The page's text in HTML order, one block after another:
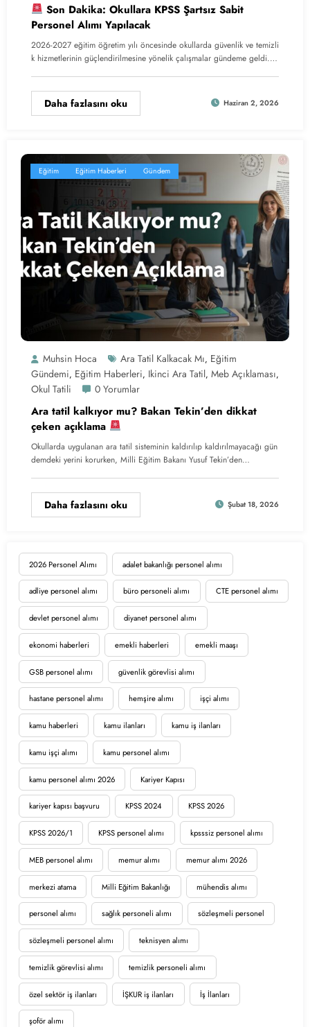
2026 Personel Alımı adalet bakanlığı personel alımı
adliye personel alımı büro personeli alımı CTE personel alımı
devlet personel alımı diyanet personel alımı
ekonomi haberleri emekli haberleri emekli maaşı
GSB personel alımı güvenlik görevlisi alımı
hastane personel alımı hemşire alımı işçi alımı
kamu haberleri kamu ilanları kamu iş ilanları
kamu işçi alımı kamu personel alımı
kamu personel alımı 2026 Kariyer Kapısı
kariyer kapısı başvuru KPSS 2024 KPSS 2026
KPSS 2026/1 KPSS personel alımı kpsssiz personel alımı
MEB personel alımı memur alımı memur alımı 2026
merkezi atama Milli Eğitim Bakanlığı mühendis alımı
personel alımı sağlık personeli alımı sözleşmeli personel
sözleşmeli personel alımı teknisyen alımı
temizlik görevlisi alımı temizlik personeli alımı
özel sektör iş ilanları İŞKUR iş ilanları İş İlanları
şoför alımı
Son Dakika: Okullara KPSS Şartsız Sabit
Personel Alımı Yapılacak
2026-2027 eğitim öğretim yılı öncesinde okullarda güvenlik ve temizli
k hizmetlerinin güçlendirilmesine yönelik çalışmalar gündeme geldi.…
Daha fazlasını oku Haziran 2, 2026
Eğitim Eğitim Haberleri Gündem
Muhsin Hoca Ara Tatil Kalkacak Mı, Eğitim
Gündemi, Eğitim Haberleri, Ikinci Ara Tatil, Meb Açıklaması,
Okul Tatili 0 Yorumlar
Ara tatil kalkıyor mu? Bakan Tekin’den dikkat
çeken açıklama
Okullarda uygulanan ara tatil sisteminin kaldırılıp kaldırılmayacağı gün
demdeki yerini korurken, Milli Eğitim Bakanı Yusuf Tekin’den…
Daha fazlasını oku Şubat 18, 2026